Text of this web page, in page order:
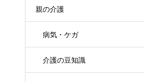
親の介護
病気・ケガ
介護の豆知識